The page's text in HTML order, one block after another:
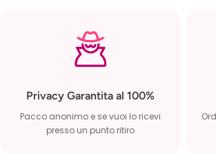
Privacy Garantita al 100%
Pacco anonimo e se vuoi lo ricevi
presso un punto ritiro